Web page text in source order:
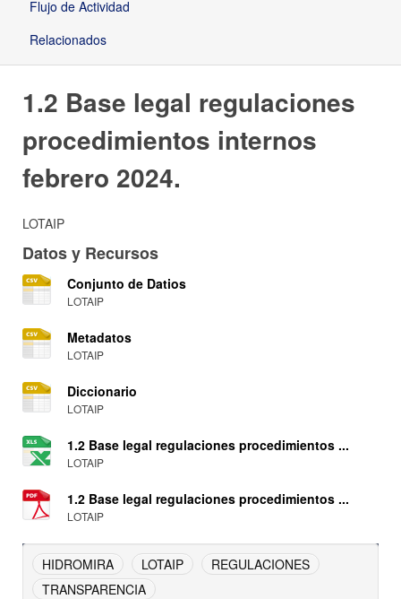
Flujo de Actividad
Relacionados
1.2 Base legal regulaciones
procedimientos internos
febrero 2024.
LOTAIP
Datos y Recursos
Conjunto de Datios
LOTAIP
Metadatos
LOTAIP
Diccionario
LOTAIP
1.2 Base legal regulaciones procedimientos ...
LOTAIP
1.2 Base legal regulaciones procedimientos ...
LOTAIP
HIDROMIRA LOTAIP
REGULACIONES
TRANSPARENCIA